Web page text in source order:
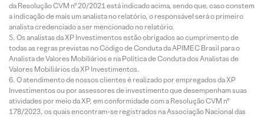
da Resolução CVM nº 20/2021 está indicado acima, sendo que, caso constem
a indicação de mais um analista no relatório, o responsável será o primeiro
analista credenciado a ser mencionado no relatório.
Os analistas da XP Investimentos estão obrigados ao cumprimento de
todas as regras previstas no Código de Conduta da APIMEC Brasil para o
Analista de Valores Mobiliários e na Política de Conduta dos Analistas de
Valores Mobiliários da XP Investimentos.
O atendimento de nossos clientes é realizado por empregados da XP
Investimentos ou por assessores de investimento que desempenham suas
atividades por meio da XP, em conformidade com a Resolução CVM nº
178/2023, os quais encontram-se registrados na Associação Nacional das